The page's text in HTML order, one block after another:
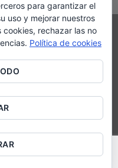
MasterCardCash
On
Delivery
Editorial
para garantizar el
uso y mejorar nuestros
rechazar las no
Política de cookies